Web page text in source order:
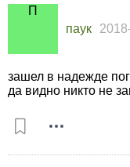
паук
зашел в надежде
да видно никто не